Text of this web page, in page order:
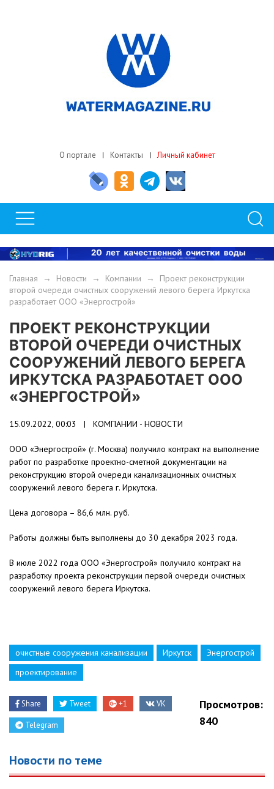
О портале Контакты Личный кабинет
Главная → Новости → Компании → Проект реконструкции
второй очереди очистных сооружений левого берега Иркутска
разработает ООО «Энергострой»
ПРОЕКТ РЕКОНСТРУКЦИИ
ВТОРОЙ ОЧЕРЕДИ ОЧИСТНЫХ
СООРУЖЕНИЙ ЛЕВОГО БЕРЕГА
ИРКУТСКА РАЗРАБОТАЕТ ООО
«ЭНЕРГОСТРОЙ»
15.09.2022, 00:03 | КОМПАНИИ - НОВОСТИ
ООО «Энергострой» (г. Москва) получило контракт на выполнение
работ по разработке проектно-сметной документации на
реконструкцию второй очереди канализационных очистных
сооружений левого берега г. Иркутска.
Цена договора – 86,6 млн. руб.
Работы должны быть выполнены до 30 декабря 2023 года.
В июле 2022 года ООО «Энергострой» получило контракт на
разработку проекта реконструкции первой очереди очистных
сооружений левого берега Иркутска.
очистные сооружения канализации Иркутск
Энергострой
проектирование
Share Tweet +1 VK
Telegram
Просмотров:
840
Новости по теме